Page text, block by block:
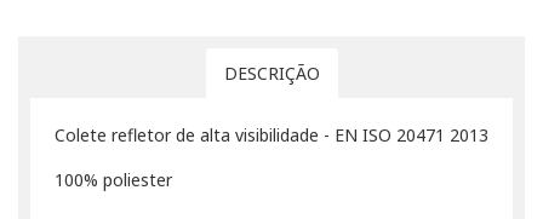
DESCRIÇÃO
Colete refletor de alta visibilidade - EN ISO 20471 2013
100% poliester